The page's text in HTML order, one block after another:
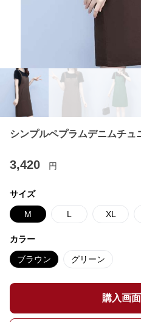
シンプルペプラムデニムチュ
3,420 円
サイズ
M L XL
カラー
ブラウン グリーン
購入画